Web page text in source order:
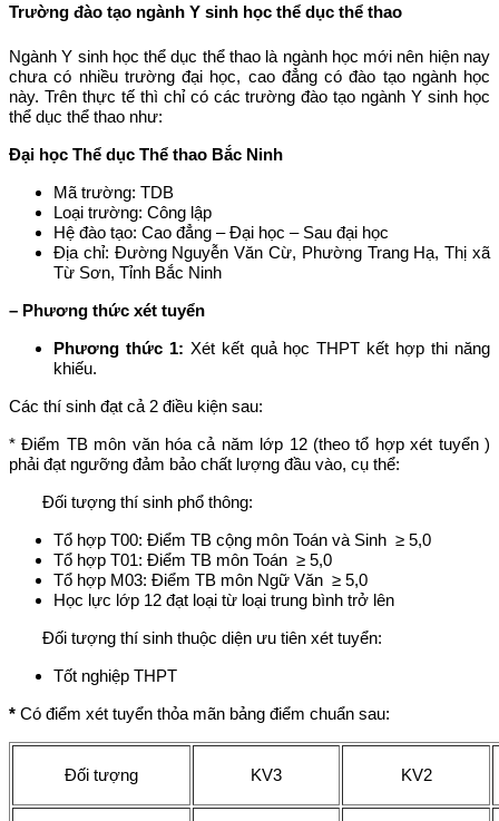
Trường đào tạo ngành Y sinh học thể dục thể thao
Ngành Y sinh học thể dục thể thao là ngành học mới nên hiện nay
chưa có nhiều trường đại học, cao đẳng có đào tạo ngành học
này. Trên thực tế thì chỉ có các trường đào tạo ngành Y sinh học
thể dục thể thao như:
Đại học Thể dục Thể thao Bắc Ninh
Mã trường: TDB
Loại trường: Công lập
Hệ đào tạo: Cao đẳng – Đại học – Sau đại học
Địa chỉ: Đường Nguyễn Văn Cừ, Phường Trang Hạ, Thị xã
Từ Sơn, Tỉnh Bắc Ninh
– Phương thức xét tuyển
Phương thức 1: Xét kết quả học THPT kết hợp thi năng
khiếu.
Các thí sinh đạt cả 2 điều kiện sau:
* Điểm TB môn văn hóa cả năm lớp 12 (theo tổ hợp xét tuyển )
phải đạt ngưỡng đảm bảo chất lượng đầu vào, cụ thể:
Đối tượng thí sinh phổ thông:
Tổ hợp T00: Điểm TB cộng môn Toán và Sinh ≥ 5,0
Tổ hợp T01: Điểm TB môn Toán ≥ 5,0
Tổ hợp M03: Điểm TB môn Ngữ Văn ≥ 5,0
Học lực lớp 12 đạt loại từ loại trung bình trở lên
Đối tượng thí sinh thuộc diện ưu tiên xét tuyển:
Tốt nghiệp THPT
* Có điểm xét tuyển thỏa mãn bảng điểm chuẩn sau:
Đối tượng KV3 KV2